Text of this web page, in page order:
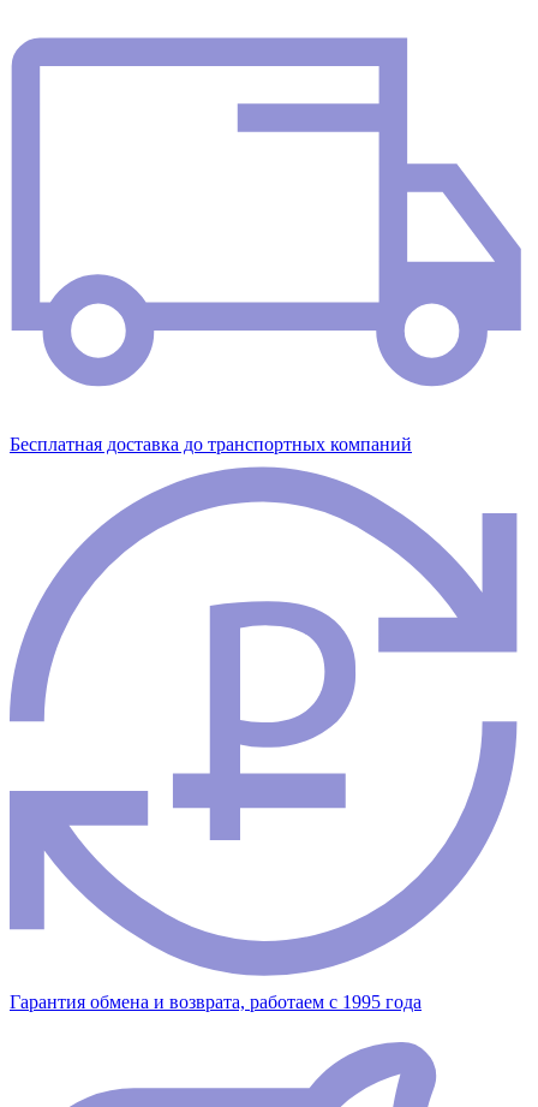
Бесплатная доставка до транспортных компаний
Гарантия обмена и возврата, работаем с 1995 года